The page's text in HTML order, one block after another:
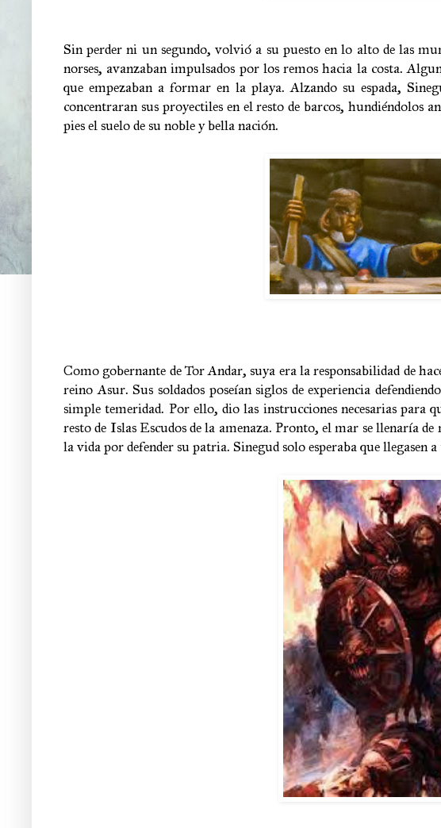
Sin perder ni un segundo, volvió a su puesto en lo alto de las
norses, avanzaban impulsados por los remos hacia la costa.
que empezaban a formar en la playa. Alzando su espada,
concentraran sus proyectiles en el resto de barcos, hundiéndolos
pies el suelo de su noble y bella nación.
Como gobernante de Tor Andar, suya era la responsabilidad de
reino Asur. Sus soldados poseían siglos de experiencia
simple temeridad. Por ello, dio las instrucciones necesarias para
resto de Islas Escudos de la amenaza. Pronto, el mar se llenaría
la vida por defender su patria. Sinegud solo esperaba que llegasen